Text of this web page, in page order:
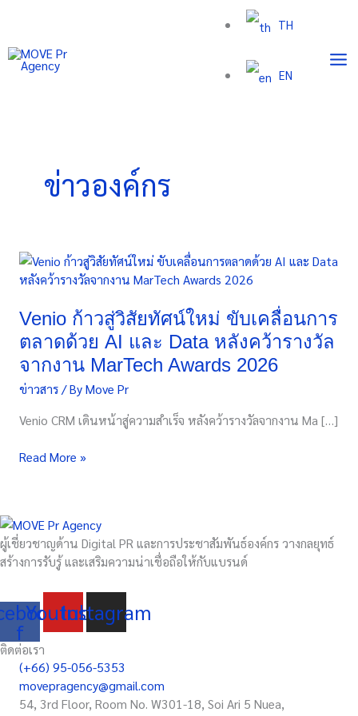
content
TH
EN
ข่าวองค์กร
Venio ก้าวสู่วิสัยทัศน์ใหม่ ขับเคลื่อนการ
ตลาดด้วย AI และ Data หลังคว้ารางวัล
จากงาน MarTech Awards 2026
ข่าวสาร/ ByMove Pr
Venio CRM เดินหน้าสู่ความสำเร็จ หลังคว้ารางวัลจากงาน Ma […]
Venio
ก้าว
วิสัย
ทัศน์
ใหม่
ขับ
เคลื่อน
ตลาด
AI
หลังค
ว้า
รางวัล
MarTech
Awards
2026
Read More »
ผู้เชี่ยวชาญด้าน Digital PR และการประชาสัมพันธ์องค์กร วางกลยุทธ์
สร้างการรับรู้ และเสริมความน่าเชื่อถือให้กับแบรนด์
f
Youtube
Instagram
ติดต่อเรา
(+66) 95-056-5353
movepragency@gmail.com
54, 3rd Floor, Room No. W301-18, Soi Ari 5 Nuea,